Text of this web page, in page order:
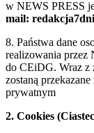
w NEWS PRESS
mail:
8. Państwa dane
realizowania przez
do CEiDG. Wraz z
zostaną
prywatnym
2. Cookies